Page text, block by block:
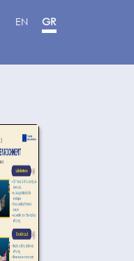
EN GR